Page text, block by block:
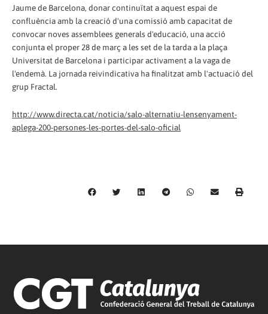
Jaume de Barcelona, donar continuïtat a aquest espai de
confluència amb la creació d'una comissió amb capacitat de
convocar noves assemblees generals d'educació, una acció
conjunta el proper 28 de març a les set de la tarda a la plaça
Universitat de Barcelona i participar activament a la vaga de
l'endemà. La jornada reivindicativa ha finalitzat amb l'actuació del
grup Fractal.
http://www.directa.cat/noticia/salo-alternatiu-lensenyament-
aplega-200-persones-les-portes-del-salo-oficial